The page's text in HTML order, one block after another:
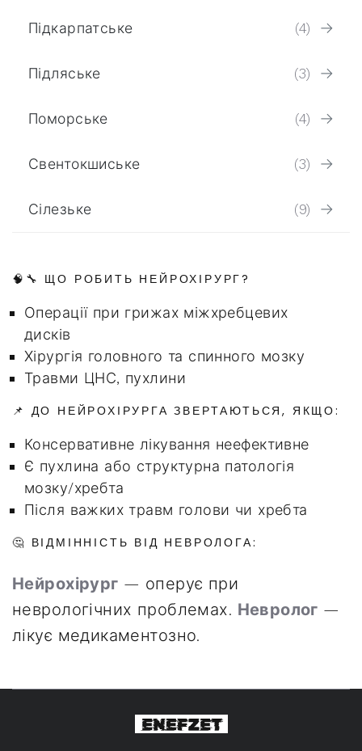
Підкарпатське (4)
Підляське (3)
Поморське (4)
Свентокшиське (3)
Сілезьке (9)
🧠🔧 ЩО РОБИТЬ НЕЙРОХІРУРГ?
Операції при грижах міжхребцевих
дисків
Хірургія головного та спинного мозку
Травми ЦНС, пухлини
📌 ДО НЕЙРОХІРУРГА ЗВЕРТАЮТЬСЯ, ЯКЩО:
Консервативне лікування неефективне
Є пухлина або структурна патологія
мозку/хребта
Після важких травм голови чи хребта
🤔 ВІДМІННІСТЬ ВІД НЕВРОЛОГА:
Нейрохірург — оперує при
неврологічних проблемах. Невролог —
лікує медикаментозно.